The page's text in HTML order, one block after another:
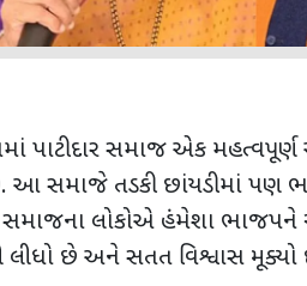
પાટીદાર સમાજ એક
સમાજે તડકી છાંયડીમાં પણ
લોકોએ હંમેશા
છે અને સતત વિશ્વાસ મૂક્યો